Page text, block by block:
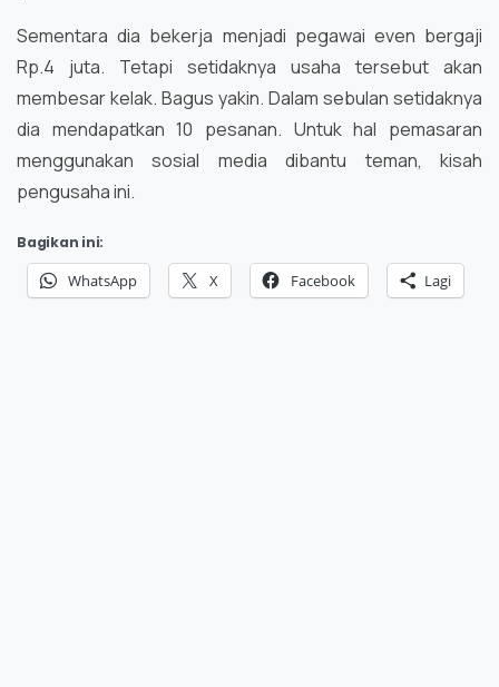
Sementara dia bekerja menjadi pegawai even bergaji
Rp.4 juta. Tetapi setidaknya usaha tersebut akan
membesar kelak. Bagus yakin. Dalam sebulan setidaknya
dia mendapatkan 10 pesanan. Untuk hal pemasaran
menggunakan sosial media dibantu teman, kisah
pengusaha ini.
Bagikan ini:
WhatsApp X Facebook Lagi